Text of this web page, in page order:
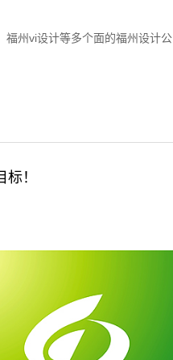
福州vi设计等多个面的福州设计公
！